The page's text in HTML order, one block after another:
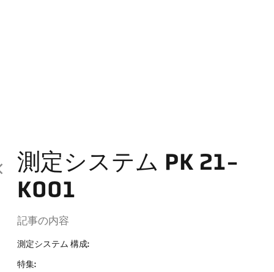
測定システム PK 21-
K001
記事の内容
測定システム 構成:
特集: